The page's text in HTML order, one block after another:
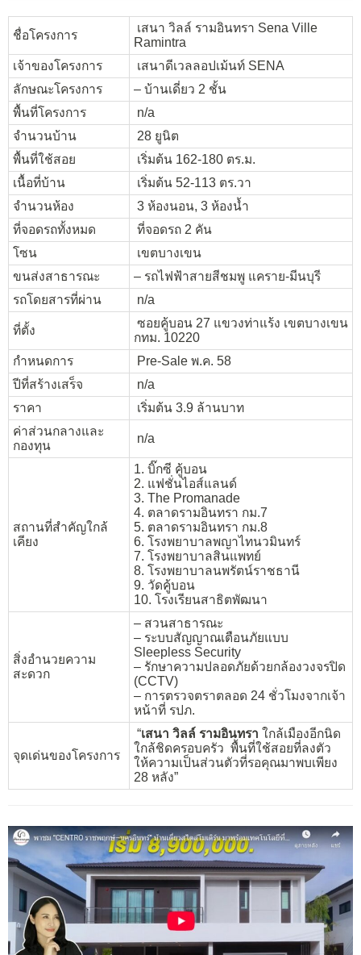
ชื่อโครงการ
เสนา วิลล์ รามอินทรา Sena Ville
Ramintra
เจ้าของโครงการ
เสนาดีเวลลอปเม้นท์ SENA
ลักษณะโครงการ
– บ้านเดี่ยว 2 ชั้น
พื้นที่โครงการ
n/a
จำนวนบ้าน
28 ยูนิต
พื้นที่ใช้สอย
เริ่มต้น 162-180 ตร.ม.
เนื้อที่บ้าน
เริ่มต้น 52-113 ตร.วา
จำนวนห้อง
3 ห้องนอน, 3 ห้องน้ำ
ที่จอดรถทั้งหมด
ที่จอดรถ 2 คัน
โซน
เขตบางเขน
ขนส่งสาธารณะ
– รถไฟฟ้าสายสีชมพู แคราย-มีนบุรี
รถโดยสารที่ผ่าน
n/a
ที่ตั้ง
ซอยคู้บอน 27 แขวงท่าแร้ง เขตบางเขน
กทม. 10220
กำหนดการ
Pre-Sale พ.ค. 58
ปีที่สร้างเสร็จ
n/a
ราคา
เริ่มต้น 3.9 ล้านบาท
ค่าส่วนกลางและ
กองทุน
n/a
สถานที่สำคัญใกล้
เคียง
1. บิ๊กซี คู้บอน
2. แฟชั่นไอส์แลนด์
3. The Promanade
4. ตลาดรามอินทรา กม.7
5. ตลาดรามอินทรา กม.8
6. โรงพยาบาลพญาไทนวมินทร์
7. โรงพยาบาลสินแพทย์
8. โรงพยาบาลนพรัตน์ราชธานี
9. วัดคู้บอน
10. โรงเรียนสาธิตพัฒนา
สิ่งอำนวยความ
สะดวก
– สวนสาธารณะ
– ระบบสัญญาณเตือนภัยแบบ
Sleepless Security
– รักษาความปลอดภัยด้วยกล้องวงจรปิด
(CCTV)
– การตรวจตราตลอด 24 ชั่วโมงจากเจ้า
หน้าที่ รปภ.
จุดเด่นของโครงการ
“เสนา วิลล์ รามอินทรา ใกล้เมืองอีกนิด
ใกล้ชิดครอบครัว พื้นที่ใช้สอยที่ลงตัว
ให้ความเป็นส่วนตัวที่รอคุณมาพบเพียง
28 หลัง”